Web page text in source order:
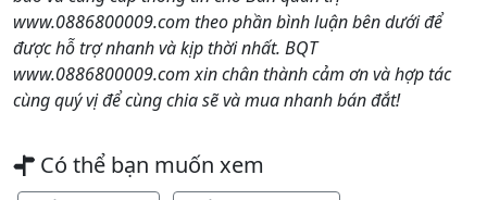
www.0886800009.com theo phần bình luận bên dưới để
được hỗ trợ nhanh và kịp thời nhất. BQT
www.0886800009.com xin chân thành cảm ơn và hợp tác
cùng quý vị để cùng chia sẽ và mua nhanh bán đắt!
Có thể bạn muốn xem